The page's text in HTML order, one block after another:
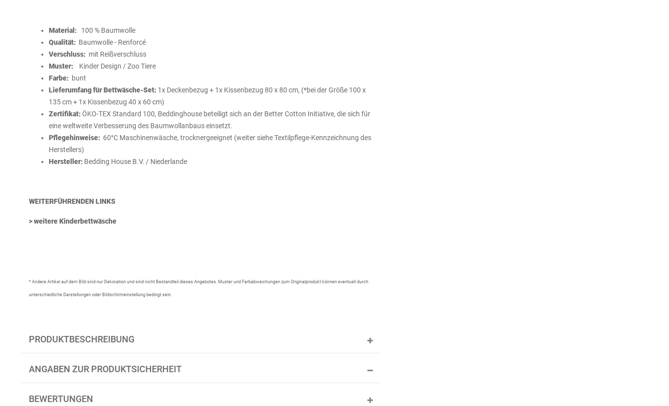
Material: 100 % Baumwolle
Qualität:Baumwolle - Renforcé
Verschluss: mit Reißverschluss
Muster:
Kinder Design / Zoo Tiere
Farbe: bunt
Lieferumfang für Bettwäsche-Set:1x Deckenbezug + 1x Kissenbezug 80 x 80 cm, (*bei der Größe 100 x
135 cm + 1x Kissenbezug 40 x 60 cm)
Zertifikat:ÖKO-TEX Standard 100, Beddinghouse beteiligt sich an der Better Cotton Initiative, die sich für
eine weltweite Verbesserung des Baumwollanbaus einsetzt.
Pflegehinweise: 60°C Maschinenwäsche, trocknergeeignet (weiter siehe Textilpflege-Kennzeichnung des
Herstellers)
Hersteller: Bedding House B.V. / Niederlande
WEITERFÜHRENDEN LINKS
> weitere Kinderbettwäsche
* Andere Artikel auf dem Bild sind nur Dekoration und sind nicht Bestandteil dieses Angebotes. Muster und Farbabweichungen zum Originalprodukt können eventuell durch
unterschiedliche Darstellungen oder Bildschirmeinstellung bedingt sein.
PRODUKTBESCHREIBUNG
ANGABEN ZUR PRODUKTSICHERHEIT
BEWERTUNGEN